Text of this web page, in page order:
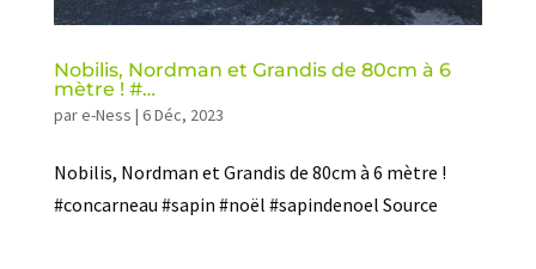
Nobilis, Nordman et Grandis de 80cm à 6
mètre ! #…
pare-Ness | 6 Déc, 2023
Nobilis, Nordman et Grandis de 80cm à 6 mètre !
#concarneau #sapin #noël #sapindenoel Source